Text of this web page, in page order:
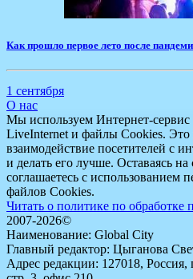
Как прошло первое лето после
1 сентября
О нас
Мы используем Интернет-
LiveInternet и файлы Cookies. Это
взаимодействие посетителей с
и делать его лучше. Оставаясь
соглашаетесь с использованием
файлов Cookies.
Читать о политике по обработке
2007-2026©
Наименование: Global City
Главный редактор: Цыганова
Адрес редакции: 127018, Россия,